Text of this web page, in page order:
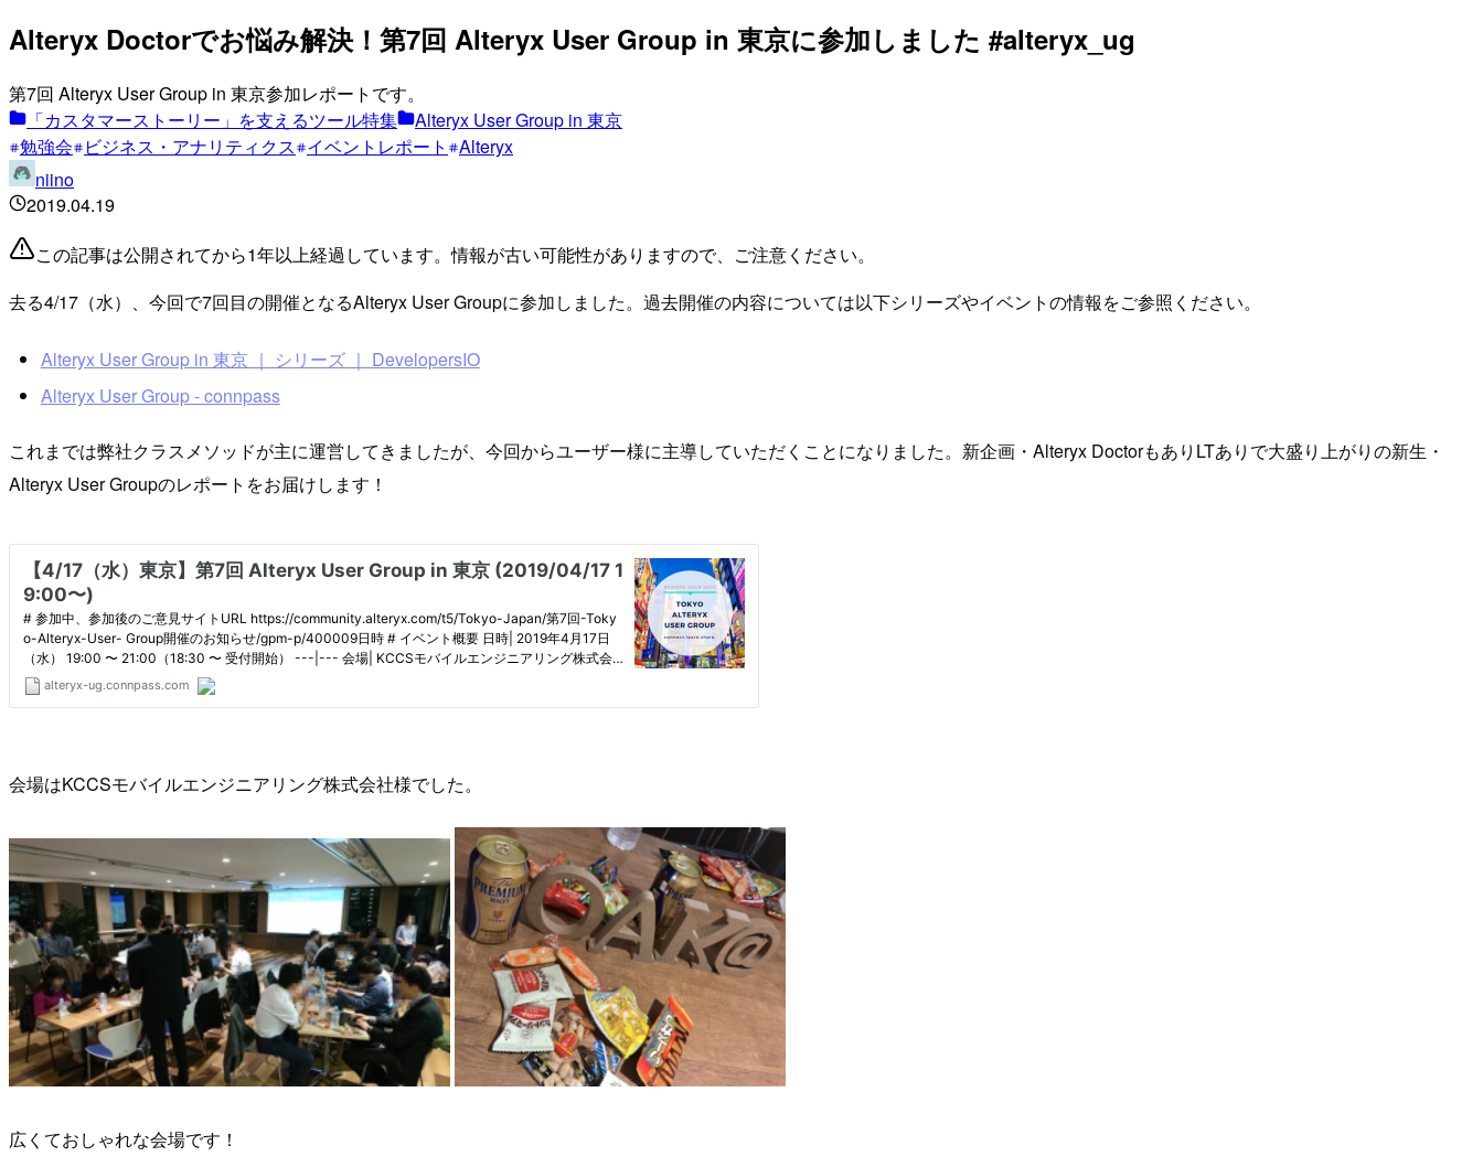
Alteryx Doctorでお悩み解決！第7回 Alteryx User Group in 東京に参加しました #alteryx_ug
第7回 Alteryx User Group in 東京参加レポートです。
「カスタマーストーリー」を支えるツール特集
Alteryx User Group in 東京
勉強会
ビジネス・アナリティクス イベントレポート
Alteryx
niino
2019.04.19
この記事は公開されてから1年以上経過しています。情報が古い可能性がありますので、ご注意ください。
去る4/17（水）、今回で7回目の開催となるAlteryx User Groupに参加しました。過去開催の内容については以下シリーズやイベントの情報をご参照ください。
Alteryx User Group in 東京 ｜ シリーズ ｜ DevelopersIO
Alteryx User Group - connpass
これまでは弊社クラスメソッドが主に運営してきましたが、今回からユーザー様に主導していただくことになりました。新企画・Alteryx DoctorもありLTありで大盛り上がりの新生・
Alteryx User Groupのレポートをお届けします！
会場はKCCSモバイルエンジニアリング株式会社様でした。
広くておしゃれな会場です！